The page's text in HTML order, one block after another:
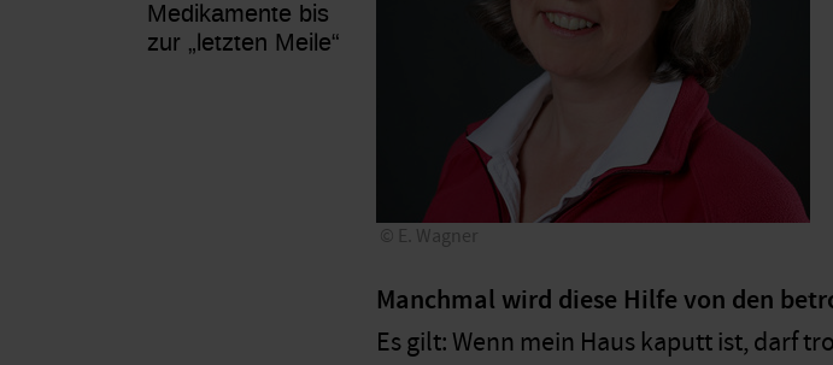
Medikamente bis
zur „letzten Meile“
E. Wagner
Manchmal wird diese Hilfe von den
Es gilt: Wenn mein Haus kaputt ist, darf